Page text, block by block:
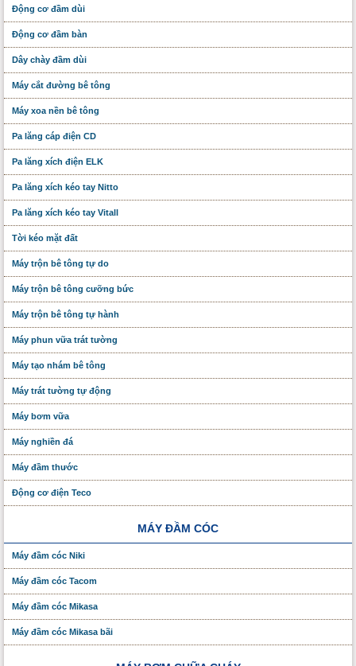
Động cơ đầm dùi
Động cơ đầm bàn
Dây chày đầm dùi
Máy cắt đường bê tông
Máy xoa nền bê tông
Pa lăng cáp điện CD
Pa lăng xích điện ELK
Pa lăng xích kéo tay Nitto
Pa lăng xích kéo tay Vitall
Tời kéo mặt đất
Máy trộn bê tông tự do
Máy trộn bê tông cưỡng bức
Máy trộn bê tông tự hành
Máy phun vữa trát tường
Máy tạo nhám bê tông
Máy trát tường tự động
Máy bơm vữa
Máy nghiền đá
Máy đầm thước
Động cơ điện Teco
MÁY ĐẦM CÓC
Máy đầm cóc Niki
Máy đầm cóc Tacom
Máy đầm cóc Mikasa
Máy đầm cóc Mikasa bãi